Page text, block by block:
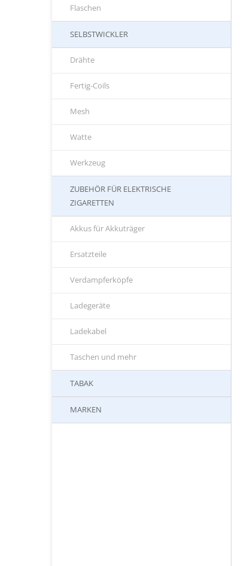
Flaschen
SELBSTWICKLER
Drähte
Fertig-Coils
Mesh
Watte
Werkzeug
ZUBEHÖR FÜR ELEKTRISCHE
ZIGARETTEN
Akkus für Akkuträger
Ersatzteile
Verdampferköpfe
Ladegeräte
Ladekabel
Taschen und mehr
TABAK
MARKEN